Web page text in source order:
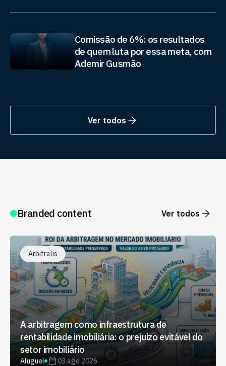
Comissão de 6%: os resultados
de quem luta por essa meta, com
Ademir Gusmão
Ver todos
Branded content Ver todos
Arbitralis
A arbitragem como infraestrutura de
rentabilidade imobiliária: o prejuízo evitável do
setor imobiliário
Aluguel 03 ago 2026